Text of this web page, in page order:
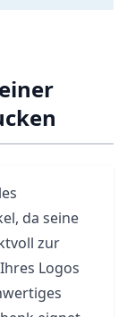
da seine
zur
Logos